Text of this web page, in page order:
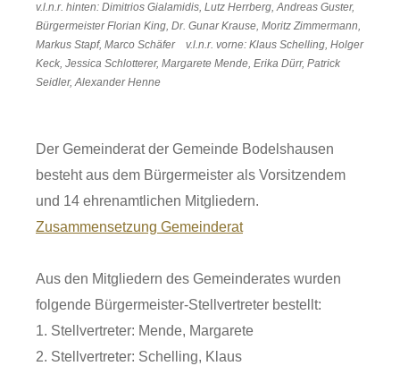
v.l.n.r. hinten: Dimitrios Gialamidis, Lutz Herrberg, Andreas Guster,
Bürgermeister Florian King, Dr. Gunar Krause, Moritz Zimmermann,
Markus Stapf, Marco Schäfer v.l.n.r. vorne: Klaus Schelling, Holger
Keck, Jessica Schlotterer, Margarete Mende, Erika Dürr, Patrick
Seidler, Alexander Henne
Der Gemeinderat der Gemeinde Bodelshausen
besteht aus dem Bürgermeister als Vorsitzendem
und 14 ehrenamtlichen Mitgliedern.
Zusammensetzung Gemeinderat
Aus den Mitgliedern des Gemeinderates wurden
folgende Bürgermeister-Stellvertreter bestellt:
1. Stellvertreter: Mende, Margarete
2. Stellvertreter: Schelling, Klaus